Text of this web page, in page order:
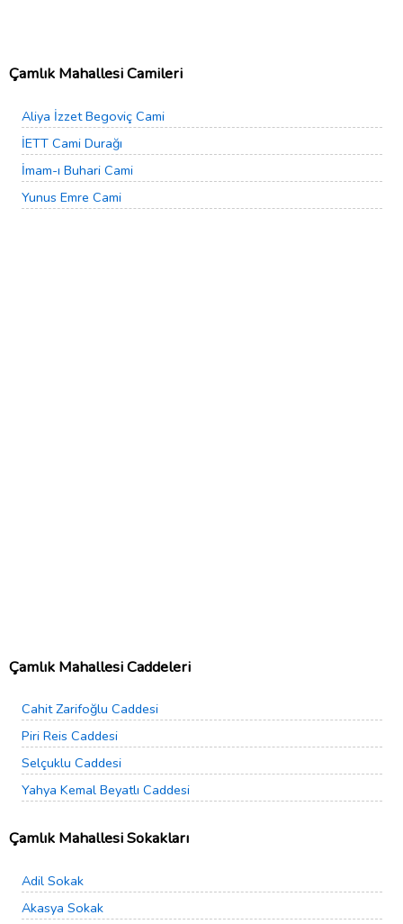
Çamlık Mahallesi Camileri
Aliya İzzet Begoviç Cami
İETT Cami Durağı
İmam-ı Buhari Cami
Yunus Emre Cami
Çamlık Mahallesi Caddeleri
Cahit Zarifoğlu Caddesi
Piri Reis Caddesi
Selçuklu Caddesi
Yahya Kemal Beyatlı Caddesi
Çamlık Mahallesi Sokakları
Adil Sokak
Akasya Sokak